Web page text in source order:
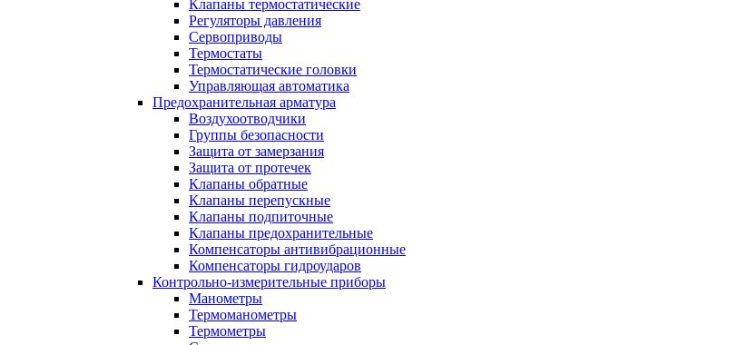
Клапаны термостатические
Регуляторы давления
Сервоприводы
Термостаты
Термостатические головки
Управляющая автоматика
Предохранительная арматура
Воздухоотводчики
Группы безопасности
Защита от замерзания
Защита от протечек
Клапаны обратные
Клапаны перепускные
Клапаны подпиточные
Клапаны предохранительные
Компенсаторы антивибрационные
Компенсаторы гидроударов
Контрольно-измерительные приборы
Манометры
Термоманометры
Термометры